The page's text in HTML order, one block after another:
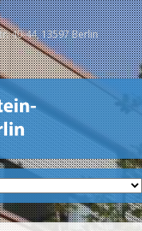
40-44, 13597 Berlin